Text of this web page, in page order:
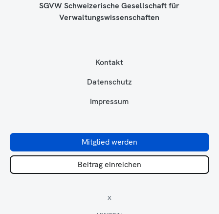
SGVW Schweizerische Gesellschaft für
Verwaltungswissenschaften
Kontakt
Datenschutz
Impressum
Mitglied werden
Beitrag einreichen
X